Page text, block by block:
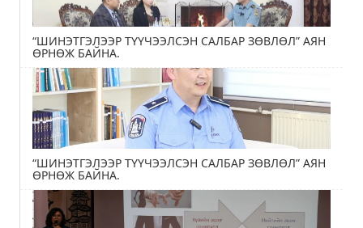
“ШИНЭТГЭЛЭЭР ТҮҮЧЭЭЛСЭН САЛБАР ЗӨВЛӨЛ” АЯН
ӨРНӨЖ БАЙНА.
“ШИНЭТГЭЛЭЭР ТҮҮЧЭЭЛСЭН САЛБАР ЗӨВЛӨЛ” АЯН
ӨРНӨЖ БАЙНА.